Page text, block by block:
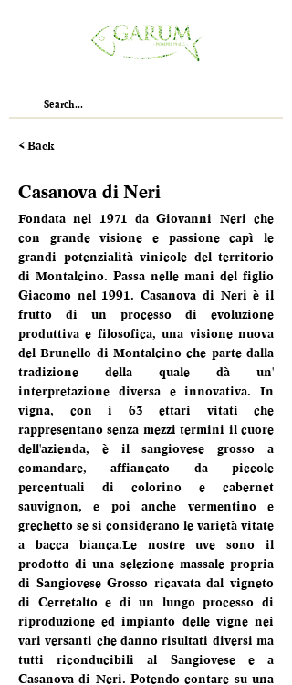
< Back
Casanova di Neri
Fondata nel 1971 da Giovanni Neri che
con grande visione e passione capì le
grandi potenzialità vinicole del territorio
di Montalcino. Passa nelle mani del figlio
Giacomo nel 1991. Casanova di Neri è il
frutto di un processo di evoluzione
produttiva e filosofica, una visione nuova
del Brunello di Montalcino che parte dalla
tradizione della quale dà un'
interpretazione diversa e innovativa. In
vigna, con i 63 ettari vitati che
rappresentano senza mezzi termini il cuore
dell'azienda, è il sangiovese grosso a
comandare, affiancato da piccole
percentuali di colorino e cabernet
sauvignon, e poi anche vermentino e
grechetto se si considerano le varietà vitate
a bacca bianca.Le nostre uve sono il
prodotto di una selezione massale propria
di Sangiovese Grosso ricavata dal vigneto
di Cerretalto e di un lungo processo di
riproduzione ed impianto delle vigne nei
vari versanti che danno risultati diversi ma
tutti riconducibili al Sangiovese e a
Casanova di Neri. Potendo contare su una